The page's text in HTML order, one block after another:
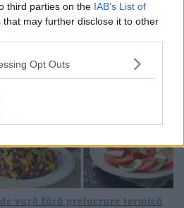
third parties on the IAB’s List of
that may further disclose it to other
Opt Outs
vară fără prelucrare termică